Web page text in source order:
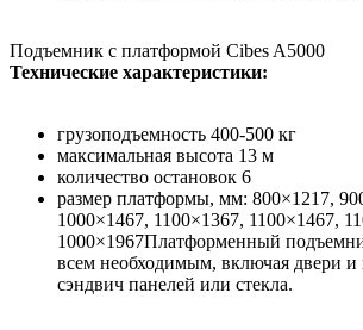
Подъемник с платформой Cibes A5000
Технические характеристики:
грузоподъемность 400-500 кг
максимальная высота 13 м
количество остановок 6
размер платформы, мм: 800×1217,
1000×1467, 1100×1367, 1100×1467,
1000×1967Платформенный
всем необходимым, включая двери и
сэндвич панелей или стекла.